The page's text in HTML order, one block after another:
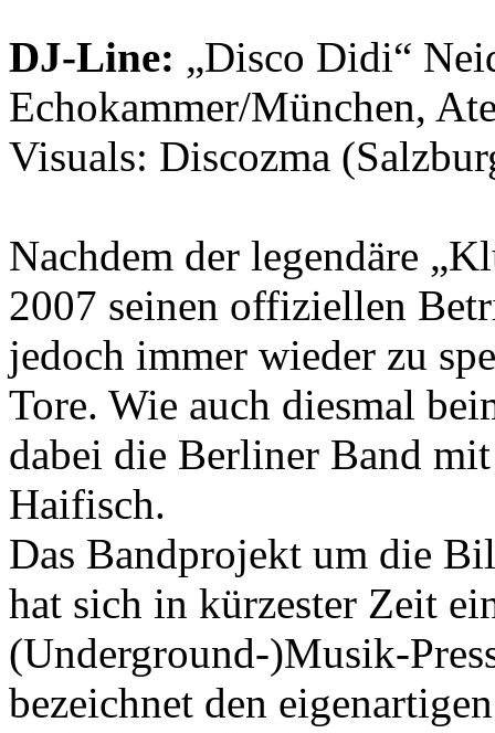
DJ-Line: „Disco Didi“
Echokammer/München,
Visuals: Discozma
Nachdem der legendäre
2007 seinen offiziellen
jedoch immer wieder zu
Tore. Wie auch diesmal
dabei die Berliner Band
Haifisch.
Das Bandprojekt um die
hat sich in kürzester Zeit
(Underground-)Musik-
bezeichnet den